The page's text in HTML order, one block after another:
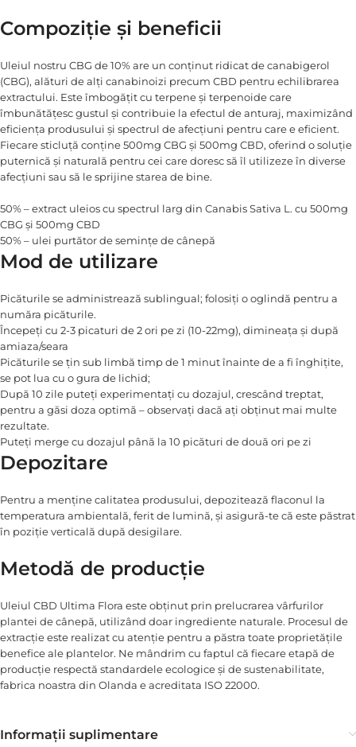
Compoziție și beneficii
Uleiul nostru CBG de 10% are un conținut ridicat de canabigerol
(CBG), alături de alți canabinoizi precum CBD pentru echilibrarea
extractului. Este îmbogățit cu terpene și terpenoide care
îmbunătățesc gustul și contribuie la efectul de anturaj, maximizând
eficiența produsului și spectrul de afecțiuni pentru care e eficient.
Fiecare sticluță conține 500mg CBG și 500mg CBD, oferind o soluție
puternică și naturală pentru cei care doresc să îl utilizeze în diverse
afecțiuni sau să le sprijine starea de bine.
50% – extract uleios cu spectrul larg din Canabis Sativa L. cu 500mg
CBG și 500mg CBD
50% – ulei purtător de semințe de cânepă
Mod de utilizare
Picăturile se administrează sublingual; folosiți o oglindă pentru a
număra picăturile.
Începeți cu 2-3 picaturi de 2 ori pe zi (10-22mg), dimineața și după
amiaza/seara
Picăturile se țin sub limbă timp de 1 minut înainte de a fi înghițite,
se pot lua cu o gura de lichid;
După 10 zile puteți experimentați cu dozajul, crescând treptat,
pentru a găsi doza optimă – observați dacă ați obținut mai multe
rezultate.
Puteți merge cu dozajul până la 10 picături de două ori pe zi
Depozitare
Pentru a menține calitatea produsului, depozitează flaconul la
temperatura ambientală, ferit de lumină, și asigură-te că este păstrat
în poziție verticală după desigilare.
Metodă de producție
Uleiul CBD Ultima Flora este obținut prin prelucrarea vârfurilor
plantei de cânepă, utilizând doar ingrediente naturale. Procesul de
extracție este realizat cu atenție pentru a păstra toate proprietățile
benefice ale plantelor. Ne mândrim cu faptul că fiecare etapă de
producție respectă standardele ecologice și de sustenabilitate,
fabrica noastra din Olanda e acreditata ISO 22000.
Informații suplimentare